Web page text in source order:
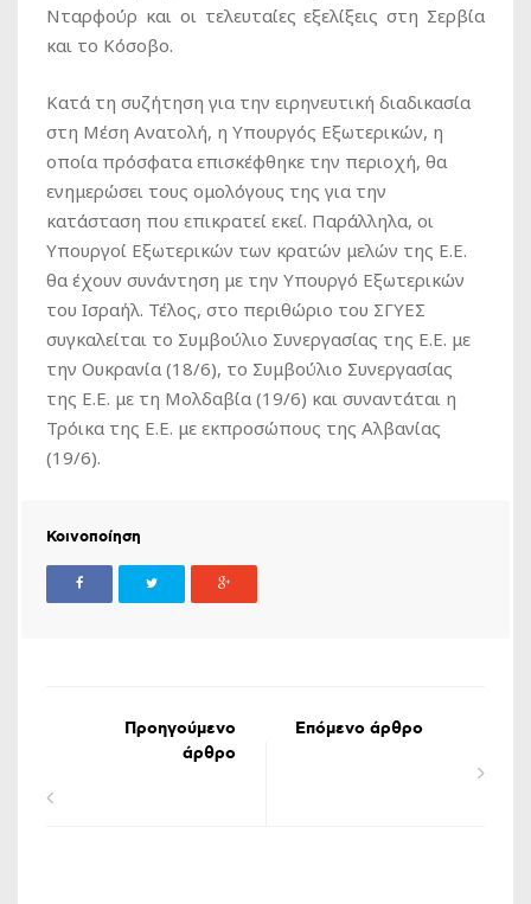
Νταρφούρ και οι τελευταίες εξελίξεις στη Σερβία
και το Κόσοβο.
Κατά τη συζήτηση για την ειρηνευτική διαδικασία
στη Μέση Ανατολή, η Υπουργός Εξωτερικών, η
οποία πρόσφατα επισκέφθηκε την περιοχή, θα
ενημερώσει τους ομολόγους της για την
κατάσταση που επικρατεί εκεί. Παράλληλα, οι
Υπουργοί Εξωτερικών των κρατών μελών της Ε.Ε.
θα έχουν συνάντηση με την Υπουργό Εξωτερικών
του Ισραήλ. Τέλος, στο περιθώριο του ΣΓΥΕΣ
συγκαλείται το Συμβούλιο Συνεργασίας της Ε.Ε. με
την Ουκρανία (18/6), το Συμβούλιο Συνεργασίας
της Ε.Ε. με τη Μολδαβία (19/6) και συναντάται η
Τρόικα της Ε.Ε. με εκπροσώπους της Αλβανίας
(19/6).
Κοινοποίηση
Προηγούμενο
άρθρο
Επόμενο άρθρο